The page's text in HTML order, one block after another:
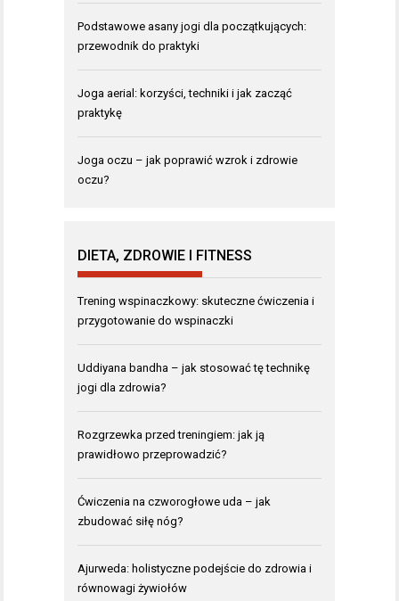
Podstawowe asany jogi dla początkujących:
przewodnik do praktyki
Joga aerial: korzyści, techniki i jak zacząć
praktykę
Joga oczu – jak poprawić wzrok i zdrowie
oczu?
DIETA, ZDROWIE I FITNESS
Trening wspinaczkowy: skuteczne ćwiczenia i
przygotowanie do wspinaczki
Uddiyana bandha – jak stosować tę technikę
jogi dla zdrowia?
Rozgrzewka przed treningiem: jak ją
prawidłowo przeprowadzić?
Ćwiczenia na czworogłowe uda – jak
zbudować siłę nóg?
Ajurweda: holistyczne podejście do zdrowia i
równowagi żywiołów